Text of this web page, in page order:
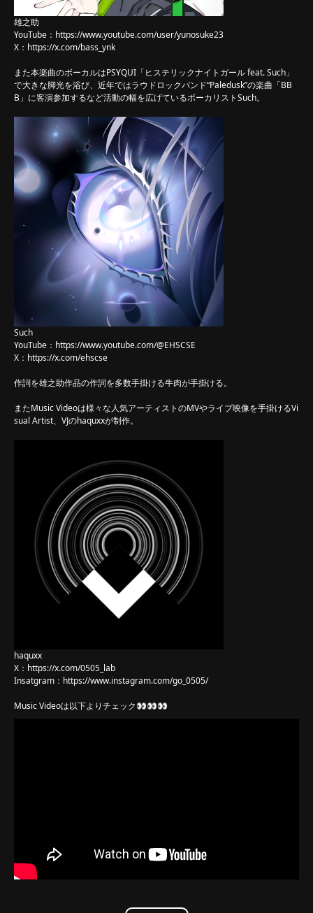
雄之助
YouTube： https://www.youtube.com/user/yunosuke23
X： https://x.com/bass_ynk
また本楽曲のボーカルはPSYQUI「ヒステリックナイトガール feat. Such」
で大きな脚光を浴び、近年ではラウドロックバンド“Paledusk”の楽曲「BB
B」に客演参加するなど活動の幅を広げているボーカリストSuch。
Such
YouTube： https://www.youtube.com/@EHSCSE
X： https://x.com/ehscse
作詞を雄之助作品の作詞を多数手掛ける牛肉が手掛ける。
またMusic Videoは様々な人気アーティストのMVやライブ映像を手掛けるVi
sual Artist、VJのhaquxxが制作。
haquxx
X： https://x.com/0505_lab
Insatgram： https://www.instagram.com/go_0505/
Music Videoは以下よりチェック👀👀👀